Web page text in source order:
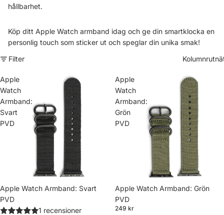
hållbarhet.
Köp ditt Apple Watch armband idag och ge din smartklocka en
personlig touch som sticker ut och speglar din unika smak!
Filter
Apple
Watch
Armband:
Svart
PVD
Apple Watch Armband: Svart
PVD
1 recensioner
Apple
Watch
Armband:
Grön
PVD
Apple Watch Armband: Grön
PVD
249 kr